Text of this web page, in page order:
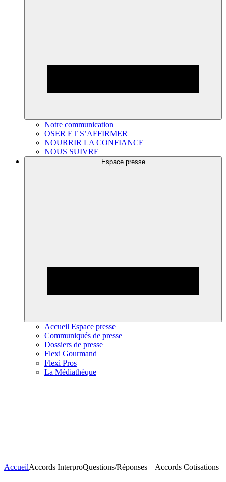
Notre communication
OSER ET S’AFFIRMER
NOURRIR LA CONFIANCE
NOUS SUIVRE
Espace presse
Accueil Espace presse
Communiqués de presse
Dossiers de presse
Flexi Gourmand
Flexi Pros
La Médiathèque
AccueilAccords InterproQuestions/Réponses – Accords Cotisations